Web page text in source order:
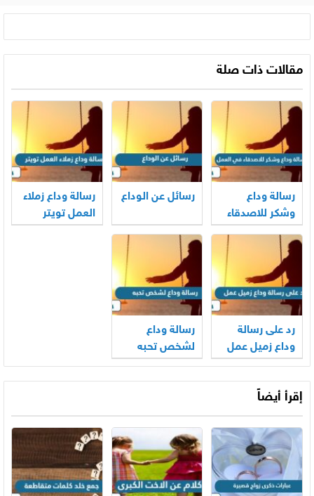
مقالات ذات صلة
رسالة وداع
وشكر للاصدقاء
في العمل
رسائل عن الوداع
رسالة وداع زملاء
العمل تويتر
رد على رسالة
وداع زميل عمل
رسالة وداع
لشخص تحبه
إقرأ أيضاً